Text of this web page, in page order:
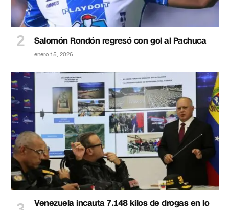
Salomón Rondón regresó con gol al Pachuca
enero 15, 2026
Venezuela incauta 7.148 kilos de drogas en lo